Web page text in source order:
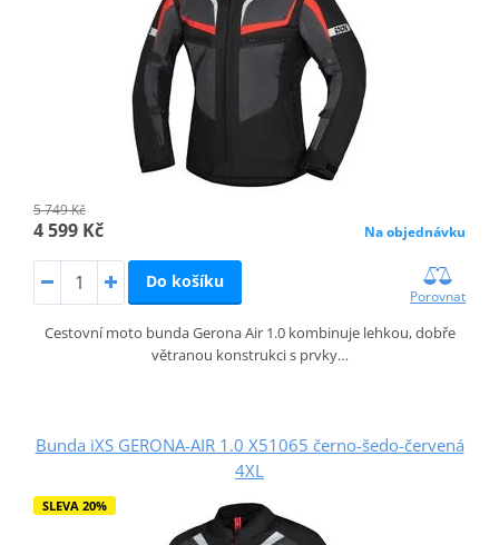
5 749 Kč
4 599 Kč Na objednávku
Do košíku
Porovnat
Cestovní moto bunda Gerona Air 1.0 kombinuje lehkou, dobře
větranou konstrukci s prvky…
Bunda iXS GERONA-AIR 1.0 X51065 černo-šedo-červená
4XL
SLEVA 20%